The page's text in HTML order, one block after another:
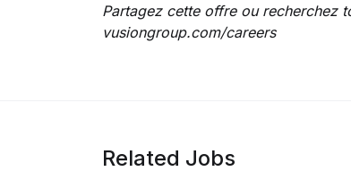
Partagez cette offre ou recherchez
vusiongroup.com/careers
Related Jobs